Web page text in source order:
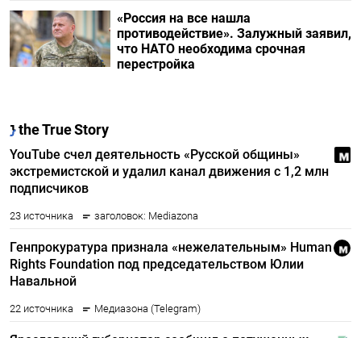
«Россия на все нашла
противодействие». Залужный заявил,
что НАТО необходима срочная
перестройка